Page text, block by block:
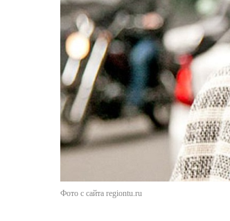
Фото с сайта regiontu.ru